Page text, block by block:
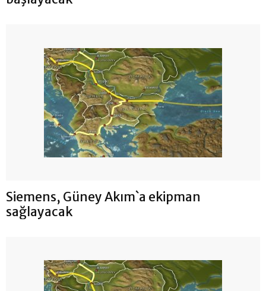
Siemens, Güney Akım`a ekipman
sağlayacak